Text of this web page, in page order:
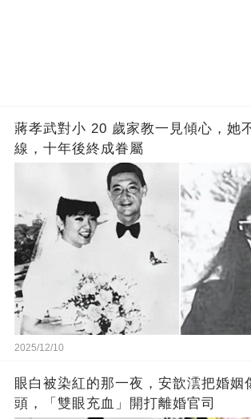
蔣孝武對小 20 歲家教一見傾心，她
線，十年後終成眷屬
2025/12/10
眼白被染紅的那一夜，安歆澐把婚姻
頭，「雙眼充血」開打離婚官司